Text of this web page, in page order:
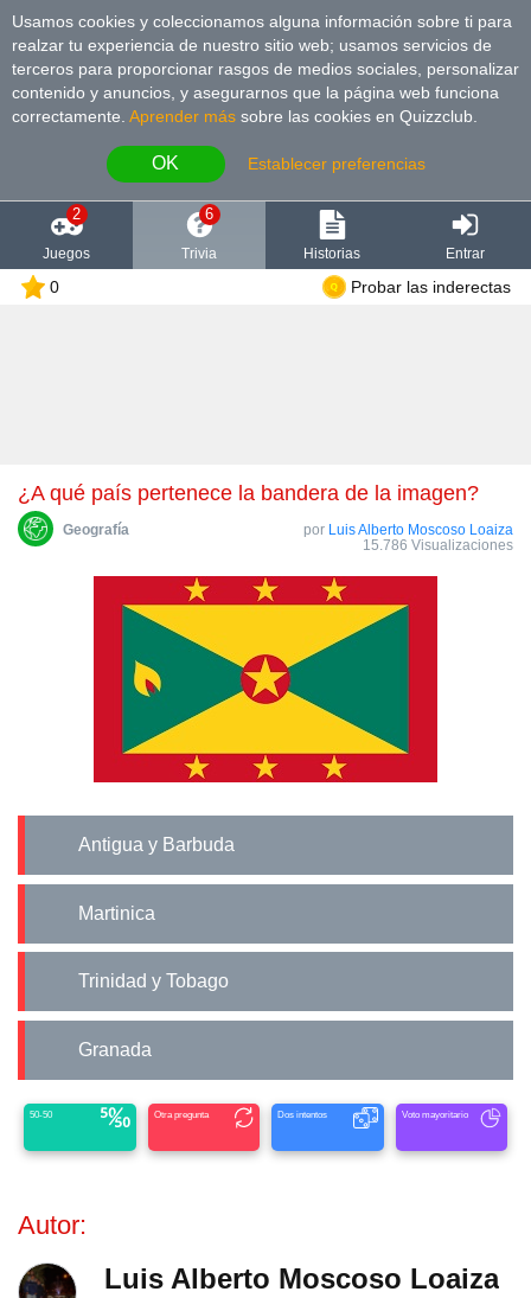
Usamos cookies y coleccionamos alguna información sobre ti para
realzar tu experiencia de nuestro sitio web; usamos servicios de
terceros para proporcionar rasgos de medios sociales, personalizar
contenido y anuncios, y asegurarnos que la página web funciona
correctamente. Aprender más sobre las cookies en Quizzclub.
OK Establecer preferencias
2
Juegos
6
Trivia Historias Entrar
0 Probar las inderectas
¿A qué país pertenece la bandera de la imagen?
Geografía por Luis Alberto Moscoso Loaiza
15.786 Visualizaciones
Antigua y Barbuda
Martinica
Trinidad y Tobago
Granada
50-50 Otra pregunta Dos intentos Voto mayoritario
Autor:
Luis Alberto Moscoso Loaiza